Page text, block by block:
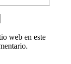
web en este